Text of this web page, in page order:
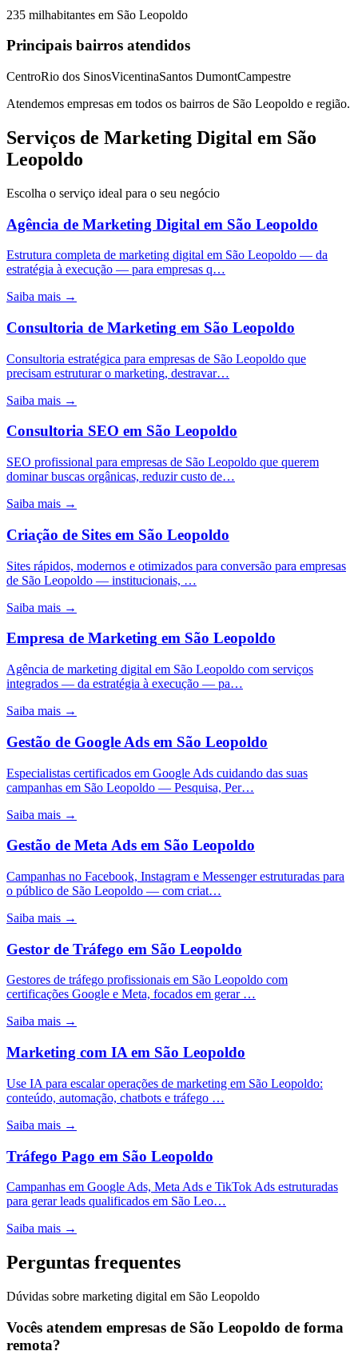
235 milhabitantes em São Leopoldo
Principais bairros atendidos
CentroRio dos SinosVicentinaSantos DumontCampestre
Atendemos empresas em todos os bairros de São Leopoldo e região.
Serviços de Marketing Digital em São
Leopoldo
Escolha o serviço ideal para o seu negócio
Agência de Marketing Digital em São Leopoldo
Estrutura completa de marketing digital em São Leopoldo — da
estratégia à execução — para empresas q…
Saiba mais →
Consultoria de Marketing em São Leopoldo
Consultoria estratégica para empresas de São Leopoldo que
precisam estruturar o marketing, destravar…
Saiba mais →
Consultoria SEO em São Leopoldo
SEO profissional para empresas de São Leopoldo que querem
dominar buscas orgânicas, reduzir custo de…
Saiba mais →
Criação de Sites em São Leopoldo
Sites rápidos, modernos e otimizados para conversão para empresas
de São Leopoldo — institucionais, …
Saiba mais →
Empresa de Marketing em São Leopoldo
Agência de marketing digital em São Leopoldo com serviços
integrados — da estratégia à execução — pa…
Saiba mais →
Gestão de Google Ads em São Leopoldo
Especialistas certificados em Google Ads cuidando das suas
campanhas em São Leopoldo — Pesquisa, Per…
Saiba mais →
Gestão de Meta Ads em São Leopoldo
Campanhas no Facebook, Instagram e Messenger estruturadas para
o público de São Leopoldo — com criat…
Saiba mais →
Gestor de Tráfego em São Leopoldo
Gestores de tráfego profissionais em São Leopoldo com
certificações Google e Meta, focados em gerar …
Saiba mais →
Marketing com IA em São Leopoldo
Use IA para escalar operações de marketing em São Leopoldo:
conteúdo, automação, chatbots e tráfego …
Saiba mais →
Tráfego Pago em São Leopoldo
Campanhas em Google Ads, Meta Ads e TikTok Ads estruturadas
para gerar leads qualificados em São Leo…
Saiba mais →
Perguntas frequentes
Dúvidas sobre marketing digital em São Leopoldo
Vocês atendem empresas de São Leopoldo de forma
remota?